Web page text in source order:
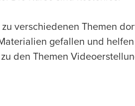
verschiedenen Themen
gefallen und
den Themen